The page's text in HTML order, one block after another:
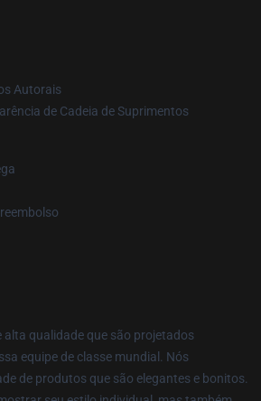
Autorais
de Cadeia de Suprimentos
alta qualidade que são projetados
equipe de classe mundial. Nós
de produtos que são elegantes e bonitos.